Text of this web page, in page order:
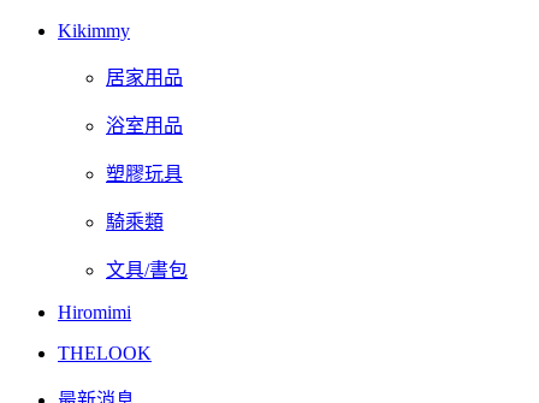
Kikimmy
居家用品
浴室用品
塑膠玩具
騎乘類
文具/書包
Hiromimi
THELOOK